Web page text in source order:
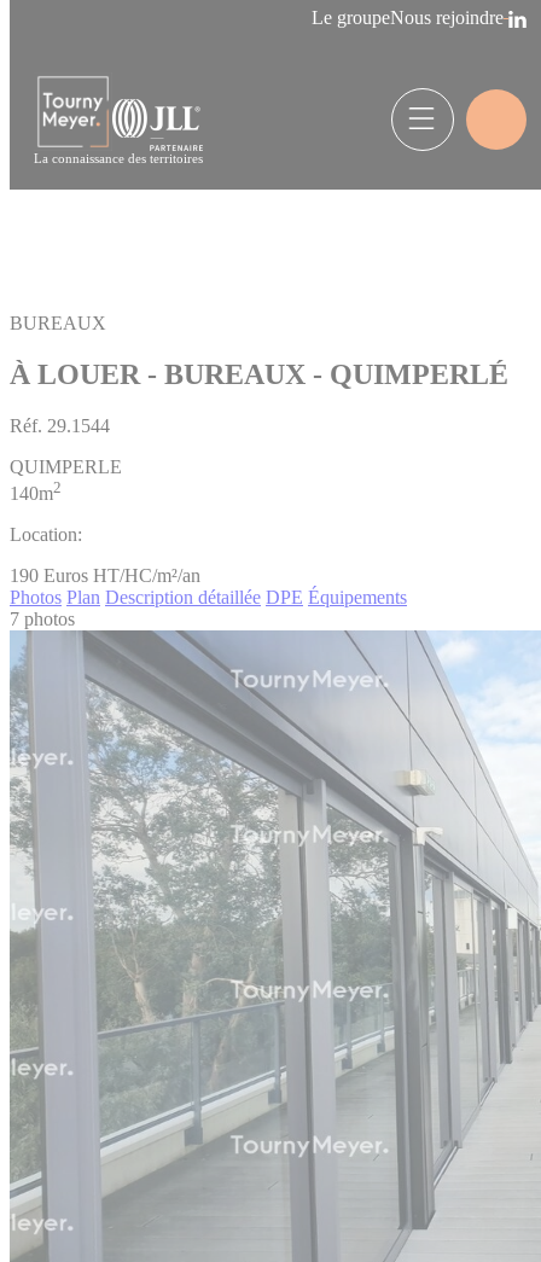
Le groupeNous rejoindre
La connaissance des territoires
BUREAUX
À LOUER - BUREAUX - QUIMPERLÉ
Réf. 29.1544
QUIMPERLE
140m2
Location:
190 Euros HT/HC/m²/an
Photos Plan Description détaillée DPE Équipements
7 photos